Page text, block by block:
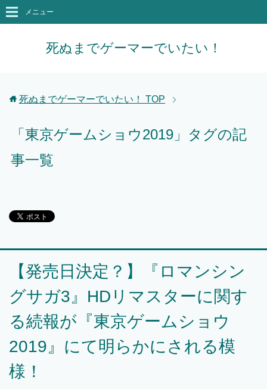
死ぬまでゲーマーでいたい！
メニュー
死ぬまでゲーマーでいたい！ TOP
「東京ゲームショウ2019」タグの記
事一覧
【発売日決定？】『ロマンシン
グサガ3』HDリマスターに関す
る続報が『東京ゲームショウ
2019』にて明らかにされる模
様！